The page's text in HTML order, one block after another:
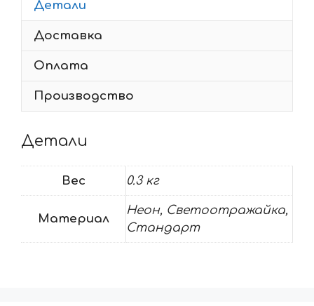
YAMAHA
Детали
Доставка
Оплата
Производство
Детали
Вес 0.3 кг
Материал
Неон, Светоотражайка,
Стандарт